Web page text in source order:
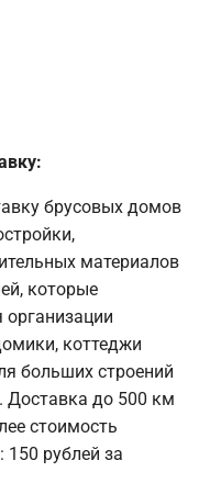
брусовых домов
материалов
которые
организации
коттеджи
больших строений
до 500 км
стоимость
рублей за